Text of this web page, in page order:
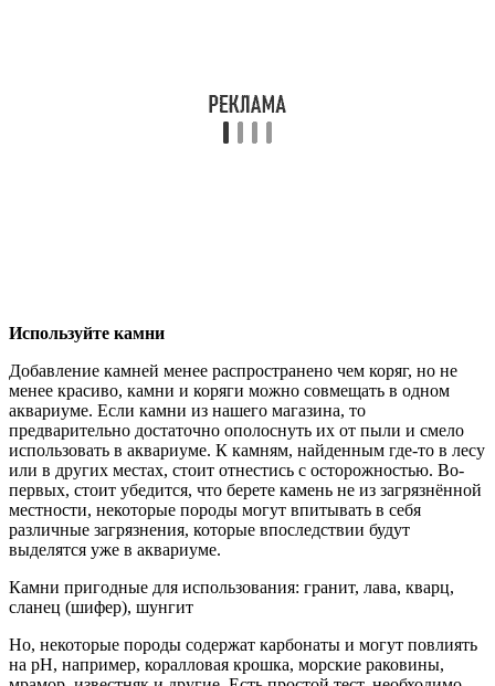
Используйте камни
Добавление камней менее распространено чем коряг, но не
менее красиво, камни и коряги можно совмещать в одном
аквариуме. Если камни из нашего магазина, то
предварительно достаточно ополоснуть их от пыли и смело
использовать в аквариуме. К камням, найденным где-то в лесу
или в других местах, стоит отнестись с осторожностью. Во-
первых, стоит убедится, что берете камень не из загрязнённой
местности, некоторые породы могут впитывать в себя
различные загрязнения, которые впоследствии будут
выделятся уже в аквариуме.
Камни пригодные для использования: гранит, лава, кварц,
сланец (шифер), шунгит
Но, некоторые породы содержат карбонаты и могут повлиять
на pH, например, коралловая крошка, морские раковины,